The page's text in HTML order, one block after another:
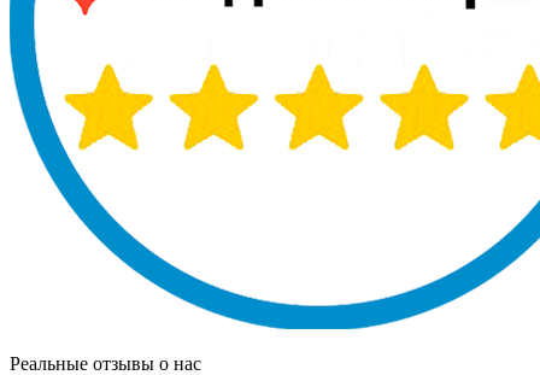
Реальные отзывы о нас